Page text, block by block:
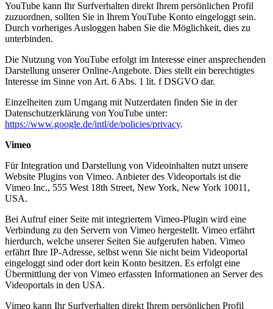
YouTube kann Ihr Surfverhalten direkt Ihrem persönlichen Profil
zuzuordnen, sollten Sie in Ihrem YouTube Konto eingeloggt sein.
Durch vorheriges Ausloggen haben Sie die Möglichkeit, dies zu
unterbinden.
Die Nutzung von YouTube erfolgt im Interesse einer ansprechenden
Darstellung unserer Online-Angebote. Dies stellt ein berechtigtes
Interesse im Sinne von Art. 6 Abs. 1 lit. f DSGVO dar.
Einzelheiten zum Umgang mit Nutzerdaten finden Sie in der
Datenschutzerklärung von YouTube unter:
https://www.google.de/intl/de/policies/privacy.
Vimeo
Für Integration und Darstellung von Videoinhalten nutzt unsere
Website Plugins von Vimeo. Anbieter des Videoportals ist die
Vimeo Inc., 555 West 18th Street, New York, New York 10011,
USA.
Bei Aufruf einer Seite mit integriertem Vimeo-Plugin wird eine
Verbindung zu den Servern von Vimeo hergestellt. Vimeo erfährt
hierdurch, welche unserer Seiten Sie aufgerufen haben. Vimeo
erfährt Ihre IP-Adresse, selbst wenn Sie nicht beim Videoportal
eingeloggt sind oder dort kein Konto besitzen. Es erfolgt eine
Übermittlung der von Vimeo erfassten Informationen an Server des
Videoportals in den USA.
Vimeo kann Ihr Surfverhalten direkt Ihrem persönlichen Profil